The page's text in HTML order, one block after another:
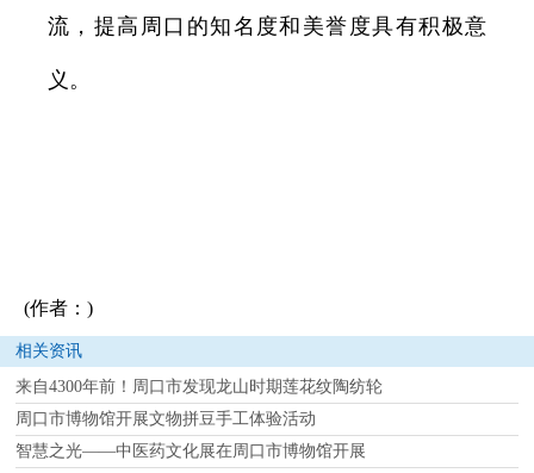
流，提高周口的知名度和美誉度具有积极意
义。
(作者：)
相关资讯
来自4300年前！周口市发现龙山时期莲花纹陶纺轮
周口市博物馆开展文物拼豆手工体验活动
智慧之光——中医药文化展在周口市博物馆开展